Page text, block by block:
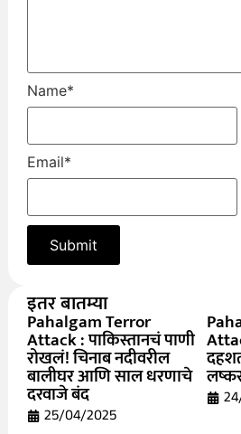
Name*
Email*
इतर बातम्या
Pahalgam Terror
Attack : पाकिस्तानचं पाणी
रोखलं! चिनाब नदीवरील
बालीघर आणि साल धरणाचे
दरवाजे बंद
25/04/2025